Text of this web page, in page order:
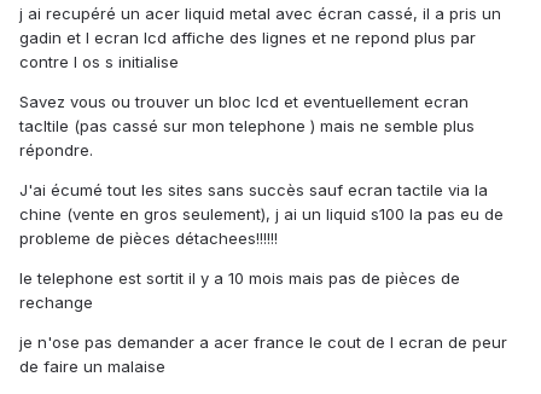
j ai recupéré un acer liquid metal avec écran cassé, il a pris un
gadin et l ecran lcd affiche des lignes et ne repond plus par
contre l os s initialise
Savez vous ou trouver un bloc lcd et eventuellement ecran
tacltile (pas cassé sur mon telephone ) mais ne semble plus
répondre.
J'ai écumé tout les sites sans succès sauf ecran tactile via la
chine (vente en gros seulement), j ai un liquid s100 la pas eu de
probleme de pièces détachees!!!!!!
le telephone est sortit il y a 10 mois mais pas de pièces de
rechange
je n'ose pas demander a acer france le cout de l ecran de peur
de faire un malaise